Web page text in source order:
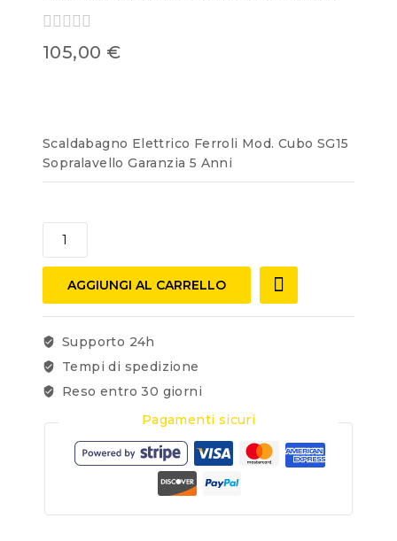
0
out
105,00 €
Scaldabagno Elettrico Ferroli Mod. Cubo SG15
Sopralavello Garanzia 5 Anni
AGGIUNGI AL CARRELLO
Supporto 24h
Tempi di spedizione
Reso entro 30 giorni
Pagamenti sicuri